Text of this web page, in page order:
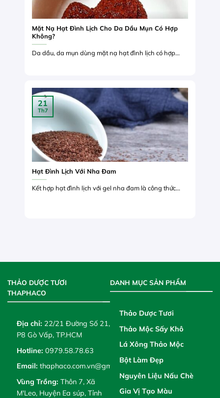
Mặt Nạ Hạt Đình Lịch Cho Da Dầu Mụn Có Hợp
Không?
Da dầu, da mụn dùng mặt nạ hạt đình lịch có hợp...
Hạt Đình Lịch Với Nha Đam
Kết hợp hạt đình lịch với gel nha đam là công thức...
21
Th7
THẢO DƯỢC TƯƠI
THAPHACO
Địa chỉ: 22/21 Đường Số 21,
P8 Gò Vấp, TP.HCM
Hotline: 0979.58.78.63
Email: thaphaco.com.vn@gmail.com
Vùng Trồng: Thôn 7, Xã
M'Leo, Huyện Ea súp, Tỉnh
DANH MỤC SẢN PHẨM
Thảo Dược Tươi
Thảo Mộc Sấy Khô
Lá Xông Thảo Mộc
Bột Làm Đẹp
Nguyên Liệu Nấu Chè
Gia Vị Tạo Màu